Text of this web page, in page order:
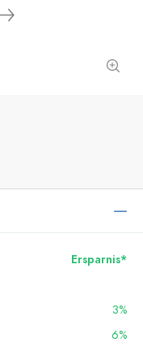
Ersparnis*
3%
6%